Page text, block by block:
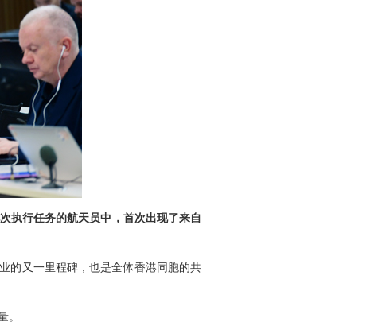
执行任务的航天员中，首次出现了来自
的又一里程碑，也是全体香港同胞的共
。